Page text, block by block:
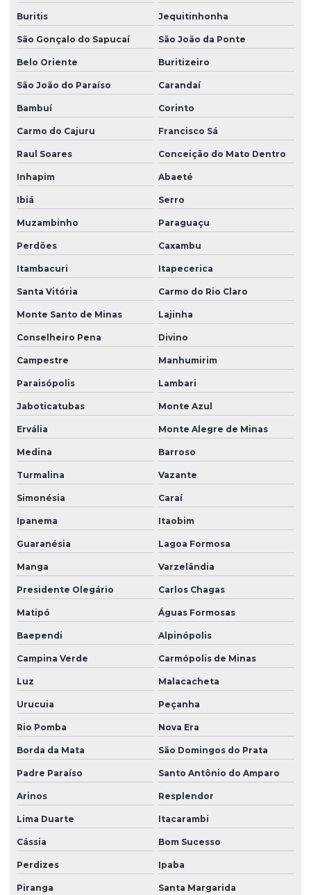
Buritis Jequitinhonha
São Gonçalo do Sapucaí São João da Ponte
Belo Oriente Buritizeiro
São João do Paraíso Carandaí
Bambuí Corinto
Carmo do Cajuru Francisco Sá
Raul Soares Conceição do Mato Dentro
Inhapim Abaeté
Ibiá Serro
Muzambinho Paraguaçu
Perdões Caxambu
Itambacuri Itapecerica
Santa Vitória Carmo do Rio Claro
Monte Santo de Minas Lajinha
Conselheiro Pena Divino
Campestre Manhumirim
Paraisópolis Lambari
Jaboticatubas Monte Azul
Ervália Monte Alegre de Minas
Medina Barroso
Turmalina Vazante
Simonésia Caraí
Ipanema Itaobim
Guaranésia Lagoa Formosa
Manga Varzelândia
Presidente Olegário Carlos Chagas
Matipó Águas Formosas
Baependi Alpinópolis
Campina Verde Carmópolis de Minas
Luz Malacacheta
Urucuia Peçanha
Rio Pomba Nova Era
Borda da Mata São Domingos do Prata
Padre Paraíso Santo Antônio do Amparo
Arinos Resplendor
Lima Duarte Itacarambi
Cássia Bom Sucesso
Perdizes Ipaba
Piranga Santa Margarida